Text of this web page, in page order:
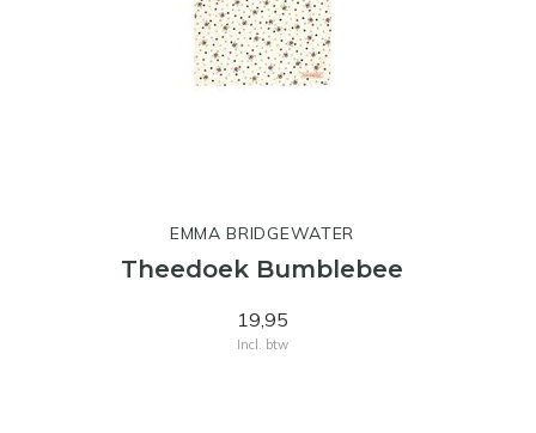
EMMA BRIDGEWATER
Theedoek Bumblebee
19,95
Incl. btw